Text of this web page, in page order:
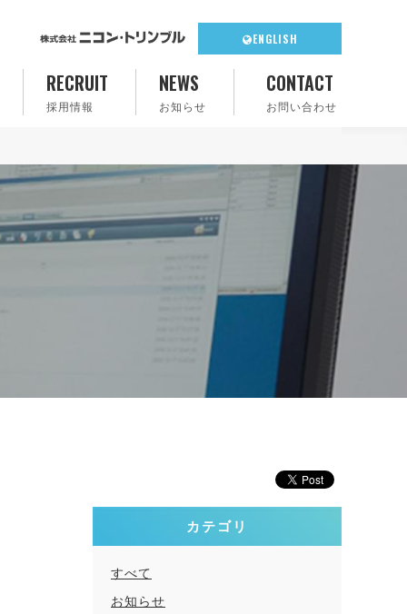
ENGLISH
RECRUIT
採用情報
NEWS
お知らせ
CONTACT
お問い合わせ
カテゴリ
すべて
お知らせ